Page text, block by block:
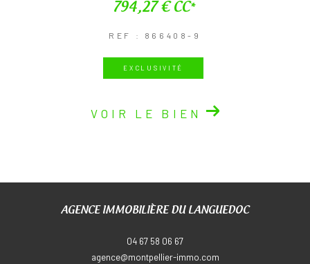
794,27 € CC*
REF : 866408-9
EXCLUSIVITÉ
VOIR LE BIEN
AGENCE IMMOBILIÈRE DU LANGUEDOC
04 67 58 06 67
agence@montpellier-immo.com